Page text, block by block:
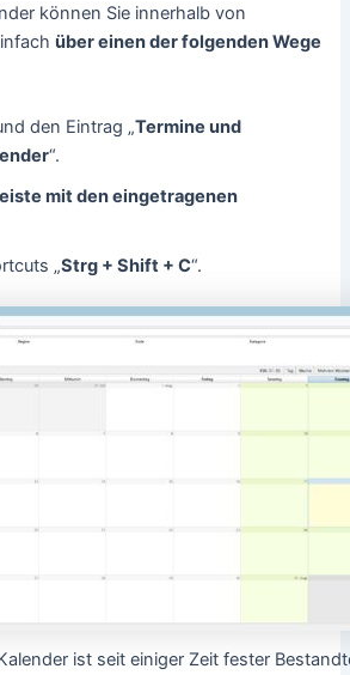
können Sie innerhalb von
über einen der folgenden Wege
den Eintrag „Termine und
“.
mit den eingetragenen
„Strg + Shift + C“.
ist seit einiger Zeit fester